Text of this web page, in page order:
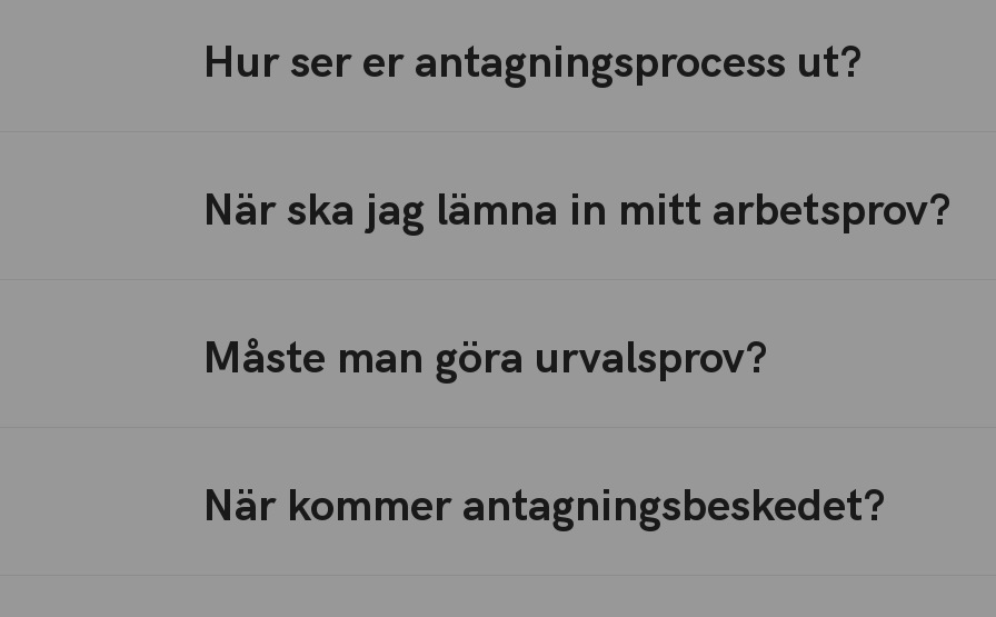
Hur ser er antagningsprocess ut?
När ska jag lämna in mitt arbetsprov?
Måste man göra urvalsprov?
När kommer antagningsbeskedet?